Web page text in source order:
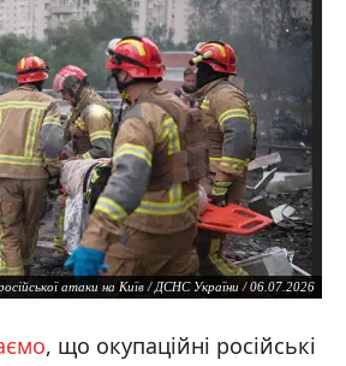
атаки на Київ / ДСНС України / 06.07.2026
, що окупаційні російські